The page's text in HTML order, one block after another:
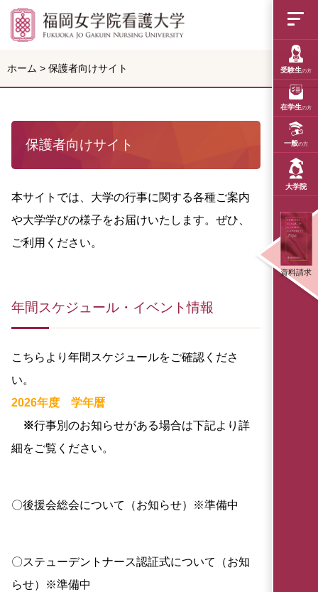
受験生の方
在学生の方
一般の方
大学院
資料請求
福岡女学院看護大学
ホーム > 保護者向けサイト
保護者向けサイト
本サイトでは、大学の行事に関する各種ご案内
や大学学びの様子をお届けいたします。ぜひ、
ご利用ください。
年間スケジュール・イベント情報
こちらより年間スケジュールをご確認くださ
い。
2026年度 学年暦
※行事別のお知らせがある場合は下記より詳
細をご覧ください。
〇後援会総会について（お知らせ）※準備中
〇ステューデントナース認証式について（お知
らせ）※準備中